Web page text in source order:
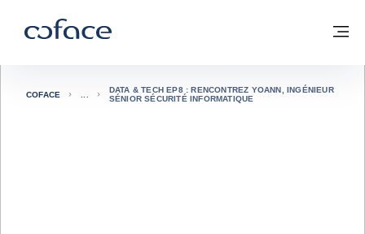
Coface, for Trade - Page d'accueil Groupe Coface
Retour à la page d'accueil
COFACE
DATA & TECH EP8 : RENCONTREZ YOANN, INGÉNIEUR
SÉNIOR SÉCURITÉ INFORMATIQUE